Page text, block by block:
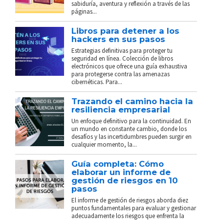
sabiduría, aventura y reflexión a través de las
páginas...
Libros para detener a los
hackers en sus pasos
Estrategias definitivas para proteger tu
seguridad en línea. Colección de libros
electrónicos que ofrece una guía exhaustiva
para protegerse contra las amenazas
cibernéticas. Para...
Trazando el camino hacia la
resiliencia empresarial
Un enfoque definitivo para la continuidad. En
un mundo en constante cambio, donde los
desafíos y las incertidumbres pueden surgir en
cualquier momento, la...
Guía completa: Cómo
elaborar un informe de
gestión de riesgos en 10
pasos
El informe de gestión de riesgos aborda diez
puntos fundamentales para evaluar y gestionar
adecuadamente los riesgos que enfrenta la